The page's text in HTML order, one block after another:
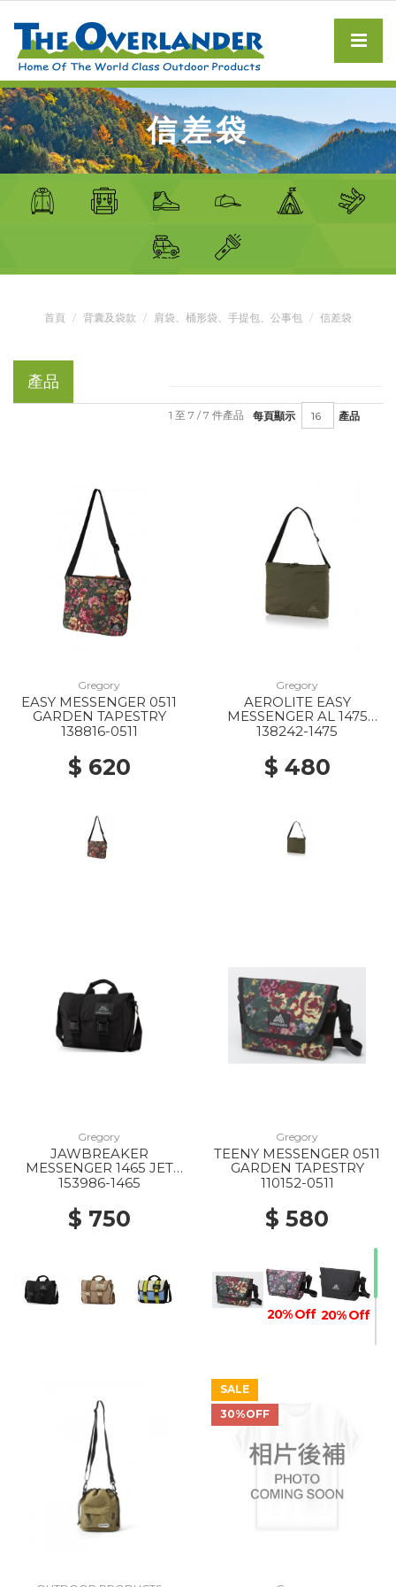
信差袋
首頁 背囊及袋款 肩袋、桶形袋、手提包、公事包 信差袋
產品
每頁顯示 產品
1 至 7 / 7 件產品
Gregory
EASY MESSENGER 0511
GARDEN TAPESTRY
138816-0511
$ 620
Gregory
AEROLITE EASY
MESSENGER AL 1475
KHAKI
138242-1475
$ 480
Gregory
JAWBREAKER
MESSENGER 1465 JET
BLACK
153986-1465
$ 750
Gregory
TEENY MESSENGER 0511
GARDEN TAPESTRY
110152-0511
$ 580
20% Off 20% Off
60% Off
SALE
30%OFF